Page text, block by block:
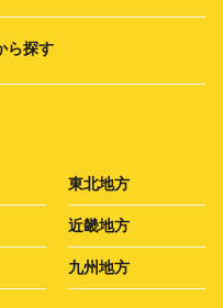
ら探す
東北地方
近畿地方
九州地方